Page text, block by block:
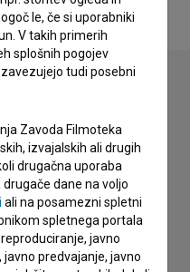
obrazca lahko stopite v
filmov. Veseli bomo vaših
le, če si uporabniki
V takih primerih
splošnih pogojev
tudi posebni
Zavoda Filmoteka
izvajalskih ali drugih
drugačna uporaba
dane na voljo
ali na posamezni spletni
spletnega portala
javno
predvajanje, javno